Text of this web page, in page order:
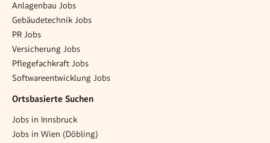
Anlagenbau Jobs
Gebäudetechnik Jobs
PR Jobs
Versicherung Jobs
Pflegefachkraft Jobs
Softwareentwicklung Jobs
Ortsbasierte Suchen
Jobs in Innsbruck
Jobs in Wien (Döbling)